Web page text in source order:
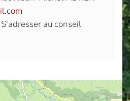
au conseil